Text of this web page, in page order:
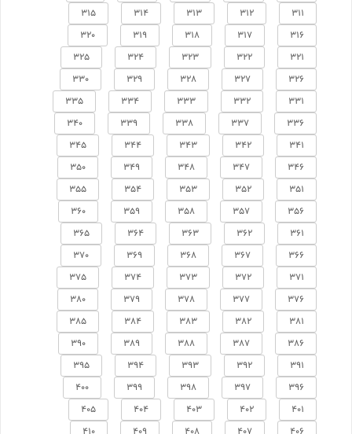
311
312
313
314
315
316
317
318
319
320
321
322
323
324
325
326
327
328
329
330
331
332
333
334
335
336
337
338
339
340
341
342
343
344
345
346
347
348
349
350
351
352
353
354
355
356
357
358
359
360
361
362
363
364
365
366
367
368
369
370
371
372
373
374
375
376
377
378
379
380
381
382
383
384
385
386
387
388
389
390
391
392
393
394
395
396
397
398
399
400
401
402
403
404
405